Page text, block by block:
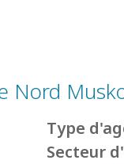
Nord
Type
Secteur